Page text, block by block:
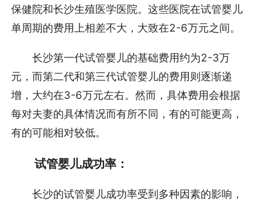
保健院和长沙生殖医学医院。这些医院在试管婴儿
单周期的费用上相差不大，大致在2-6万元之间。
长沙第一代试管婴儿的基础费用约为2-3万
元，而第二代和第三代试管婴儿的费用则逐渐递
增，大约在3-6万元左右。然而，具体费用会根据
每对夫妻的具体情况而有所不同，有的可能更高，
有的可能相对较低。
试管婴儿成功率：
长沙的试管婴儿成功率受到多种因素的影响，